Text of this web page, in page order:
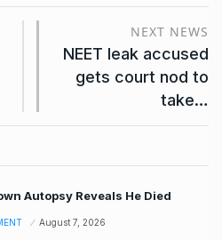
NEXT NEWS
NEET leak accused
gets court nod to
take…
Autopsy Reveals He Died
August 7, 2026